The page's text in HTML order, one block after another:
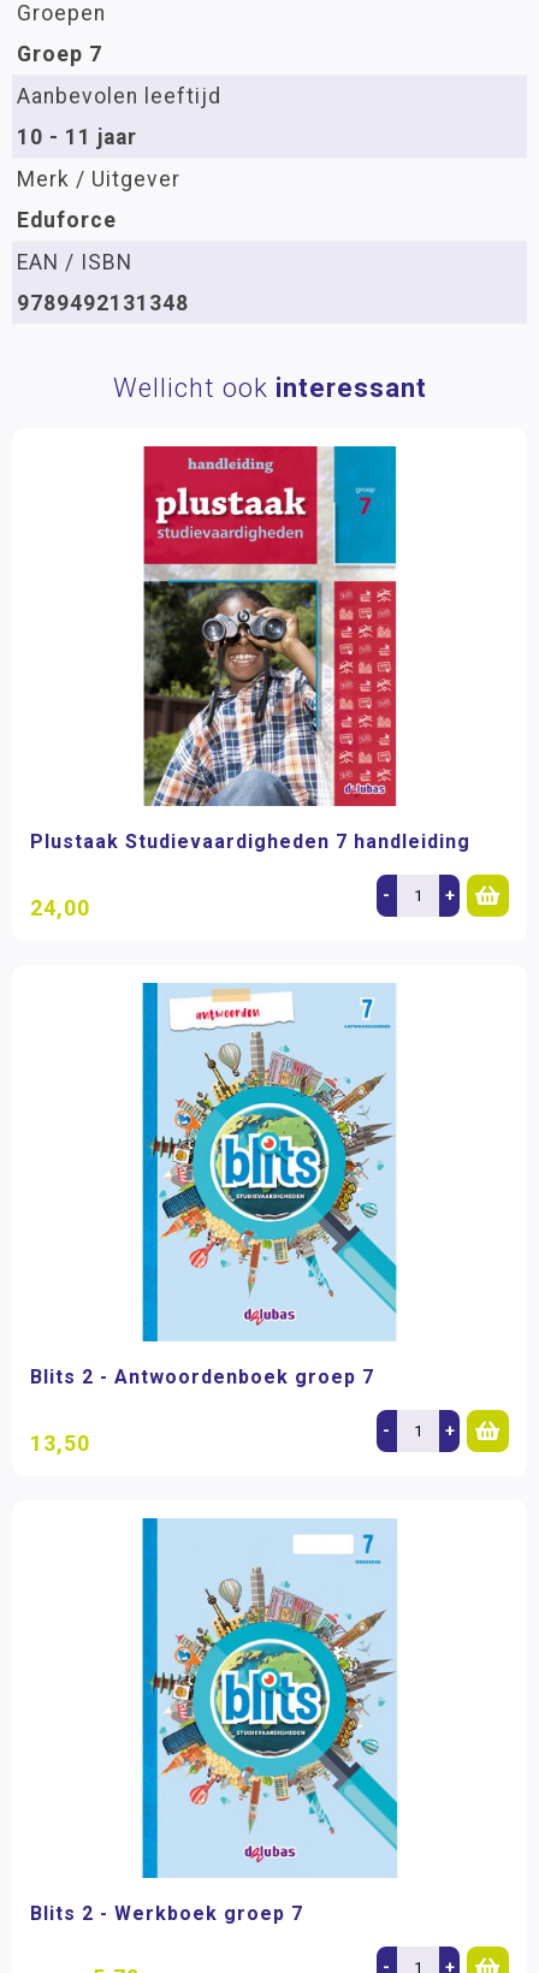
Groepen
Groep 7
Aanbevolen leeftijd
10 - 11 jaar
Merk / Uitgever
Eduforce
EAN / ISBN
9789492131348
Wellicht ook interessant
Plustaak Studievaardigheden 7 handleiding
24,00 - +
Blits 2 - Antwoordenboek groep 7
13,50 - +
Blits 2 - Werkboek groep 7
- +